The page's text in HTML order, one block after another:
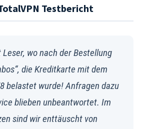
Testbericht
Leser, wo nach der Bestellung
die Kreditkarte mit dem
belastet wurde! Anfragen dazu
blieben unbeantwortet. Im
sind wir enttäuscht von